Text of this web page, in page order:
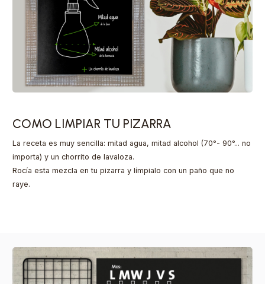
COMO LIMPIAR TU PIZARRA
La receta es muy sencilla: mitad agua, mitad alcohol (70°- 90°... no
importa) y un chorrito de lavaloza.
Rocía esta mezcla en tu pizarra y límpialo con un paño que no
raye.